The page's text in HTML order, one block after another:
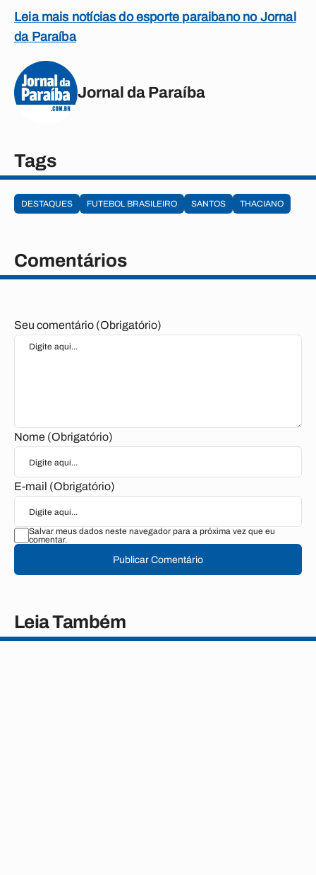
Leia mais notícias do esporte paraibano no Jornal
da Paraíba
Jornal da Paraíba
Tags
DESTAQUES FUTEBOL BRASILEIRO SANTOS THACIANO
Comentários
Seu comentário (Obrigatório)
Nome (Obrigatório)
E-mail (Obrigatório)
Salvar meus dados neste navegador para a próxima vez que eu
comentar.
Publicar Comentário
Leia Também